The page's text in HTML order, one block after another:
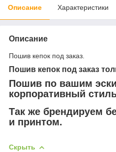
Описание Характеристики
Описание
Пошив кепок под заказ.
Пошив кепок под заказ
Пошив по вашим
корпоративный
Так же брендируем
и принтом.
Скрыть